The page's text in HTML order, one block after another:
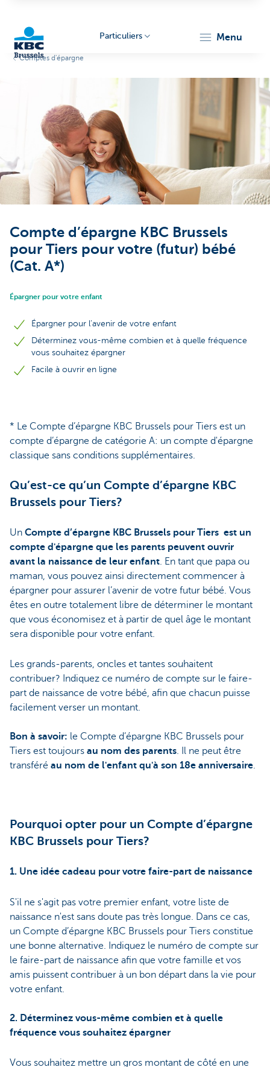
Brussels
Particuliers menu
Comptes d'épargne
Compte d’épargne KBC Brussels
pour Tiers pour votre (futur) bébé
(Cat. A*)
Épargner pour votre enfant
Épargner pour l’avenir de votre enfant
Déterminez vous-même combien et à quelle fréquence
vous souhaitez épargner
Facile à ouvrir en ligne
* Le Compte d’épargne KBC Brussels pour Tiers est un
compte d’épargne de catégorie A: un compte d'épargne
classique sans conditions supplémentaires.
Qu’est-ce qu’un Compte d’épargne KBC
Brussels pour Tiers?
Un Compte d’épargne KBC Brussels pour Tiers est un
compte d'épargne que les parents peuvent ouvrir
avant la naissance de leur enfant. En tant que papa ou
maman, vous pouvez ainsi directement commencer à
épargner pour assurer l’avenir de votre futur bébé. Vous
êtes en outre totalement libre de déterminer le montant
que vous économisez et à partir de quel âge le montant
sera disponible pour votre enfant.
Les grands-parents, oncles et tantes souhaitent
contribuer? Indiquez ce numéro de compte sur le faire-
part de naissance de votre bébé, afin que chacun puisse
facilement verser un montant.
Bon à savoir: le Compte d’épargne KBC Brussels pour
Tiers est toujours au nom des parents. Il ne peut être
transféré au nom de l'enfant qu'à son 18e anniversaire.
Pourquoi opter pour un Compte d’épargne
KBC Brussels pour Tiers?
1. Une idée cadeau pour votre faire-part de naissance
S'il ne s'agit pas votre premier enfant, votre liste de
naissance n'est sans doute pas très longue. Dans ce cas,
un Compte d’épargne KBC Brussels pour Tiers constitue
une bonne alternative. Indiquez le numéro de compte sur
le faire-part de naissance afin que votre famille et vos
amis puissent contribuer à un bon départ dans la vie pour
votre enfant.
2. Déterminez vous-même combien et à quelle
fréquence vous souhaitez épargner
Vous souhaitez mettre un gros montant de côté en une